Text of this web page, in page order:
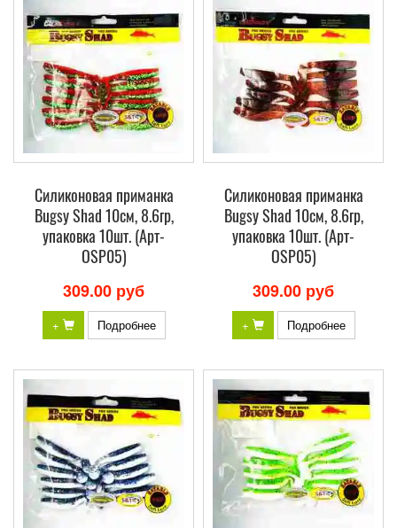
Силиконовая приманка
Bugsy Shad 10см, 8.6гр,
упаковка 10шт. (Арт-
OSP05)
309.00 руб
+ Подробнее
Силиконовая приманка
Bugsy Shad 10см, 8.6гр,
упаковка 10шт. (Арт-
OSP05)
309.00 руб
+ Подробнее